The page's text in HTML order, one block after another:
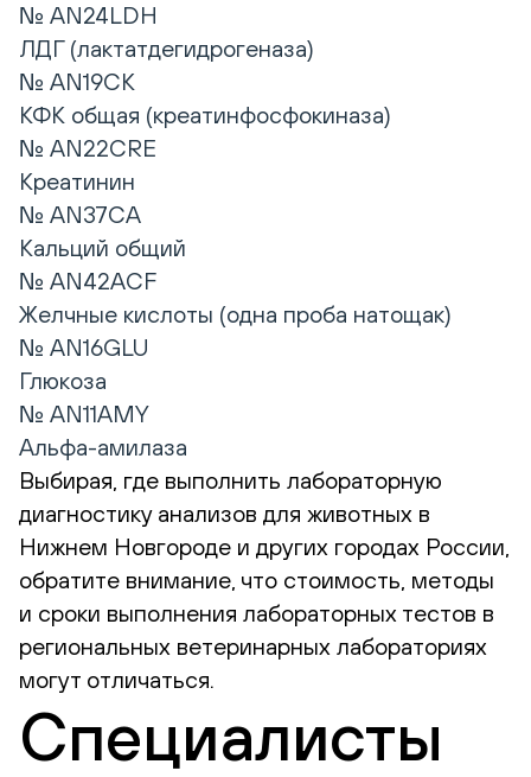
№ AN24LDH
ЛДГ (лактатдегидрогеназа)
№ AN19CK
КФК общая (креатинфосфокиназа)
№ AN22CRE
Креатинин
№ AN37CA
Кальций общий
№ AN42ACF
Желчные кислоты (одна проба натощак)
№ AN16GLU
Глюкоза
№ AN11AMY
Альфа-амилаза
Выбирая, где выполнить лабораторную
диагностику анализов для животных в
Нижнем Новгороде и других городах России,
обратите внимание, что стоимость, методы
и сроки выполнения лабораторных тестов в
региональных ветеринарных лабораториях
могут отличаться.
Специалисты